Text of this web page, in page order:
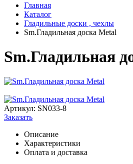
Главная
Каталог
Гладильные доски , чехлы
Sm.Гладильная доска Metal
Sm.Гладильная
Артикул: SN033-8
Заказать
Описание
Характеристики
Оплата и доставка